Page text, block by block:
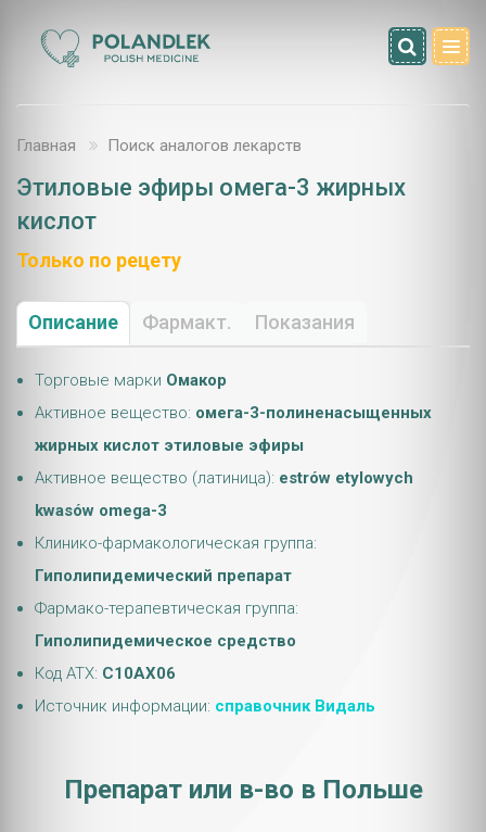
Главная Поиск аналогов лекарств
Этиловые эфиры омега-3 жирных
кислот
Только по рецету
Описание Фармакт. Показания
Торговые марки Омакор
Активное вещество: омега-3-полиненасыщенных
жирных кислот этиловые эфиры
Активное вещество (латиница): estrów etylowych
kwasów omega-3
Клинико-фармакологическая группа:
Гиполипидемический препарат
Фармако-терапевтическая группа:
Гиполипидемическое средство
Код АТХ: C10AX06
Источник информации: справочник Видаль
Препарат или в-во в Польше